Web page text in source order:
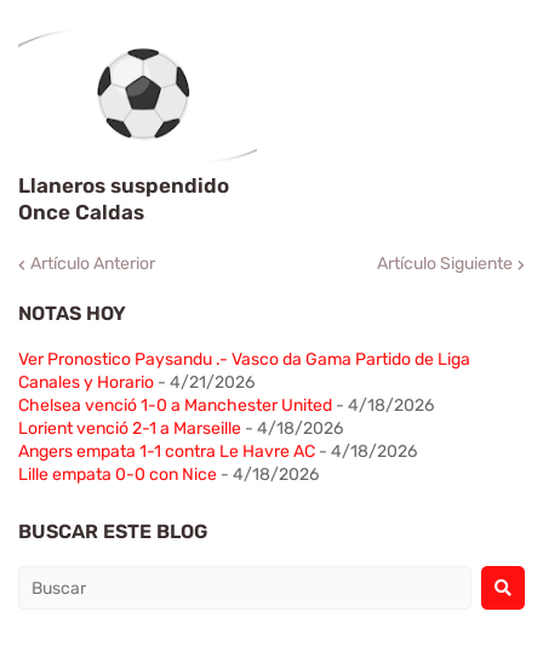
Llaneros suspendido
Once Caldas
Artículo Anterior Artículo Siguiente
NOTAS HOY
Ver Pronostico Paysandu .- Vasco da Gama Partido de Liga
Canales y Horario - 4/21/2026
Chelsea venció 1-0 a Manchester United - 4/18/2026
Lorient venció 2-1 a Marseille - 4/18/2026
Angers empata 1-1 contra Le Havre AC - 4/18/2026
Lille empata 0-0 con Nice - 4/18/2026
BUSCAR ESTE BLOG